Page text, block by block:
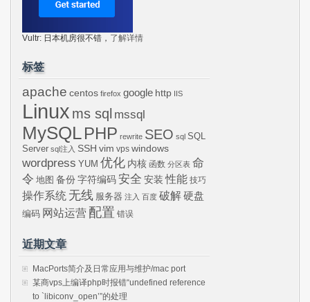
Vultr: 日本机房很不错， 了解详情
标签
apache centos firefox google http IIS
Linux ms sql mssql
MySQLPHP rewrite SEO sql SQL
Server sql注入 SSH vim vps windows
wordpress YUM 优化 内核 函数 分区表 命
令 地图 备份 字符编码 安全 安装 性能 技巧
操作系统 无线 服务器 注入 百度 破解硬盘
编码 网站运营 配置 错误
近期文章
MacPorts简介及日常应用与维护/mac port
某商vps上编译php时报错“undefined reference
to `libiconv_open’”的处理